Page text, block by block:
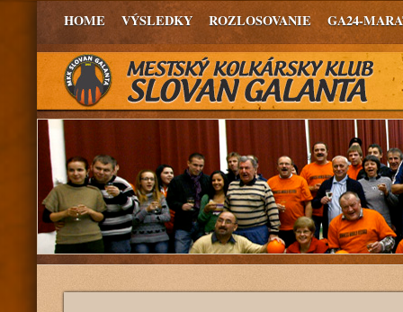
HOME VÝSLEDKY ROZLOSOVANIE GA24-